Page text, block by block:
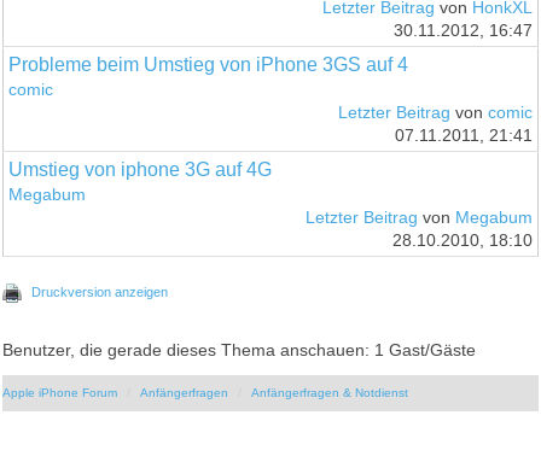
Letzter Beitrag von HonkXL
30.11.2012, 16:47
Probleme beim Umstieg von iPhone 3GS auf 4
comic
Letzter Beitrag von comic
07.11.2011, 21:41
Umstieg von iphone 3G auf 4G
Megabum
Letzter Beitrag von Megabum
28.10.2010, 18:10
Druckversion anzeigen
Benutzer, die gerade dieses Thema anschauen: 1 Gast/Gäste
Apple iPhone Forum Anfängerfragen Anfängerfragen & Notdienst